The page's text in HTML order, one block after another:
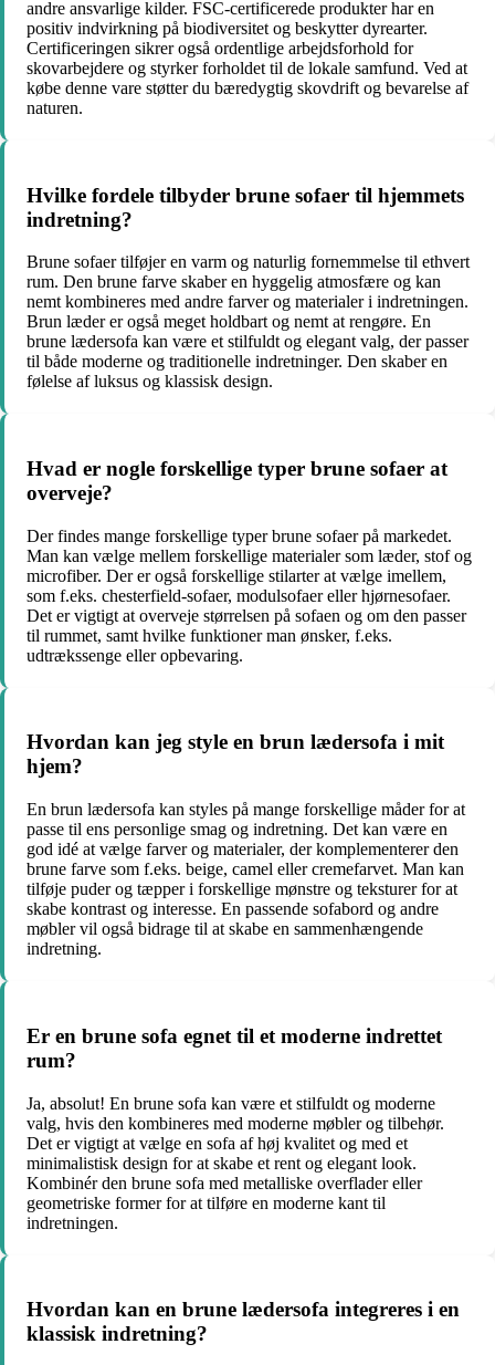
andre ansvarlige kilder. FSC-certificerede produkter har en
positiv indvirkning på biodiversitet og beskytter dyrearter.
Certificeringen sikrer også ordentlige arbejdsforhold for
skovarbejdere og styrker forholdet til de lokale samfund. Ved at
købe denne vare støtter du bæredygtig skovdrift og bevarelse af
naturen.
Hvilke fordele tilbyder brune sofaer til hjemmets
indretning?
Brune sofaer tilføjer en varm og naturlig fornemmelse til ethvert
rum. Den brune farve skaber en hyggelig atmosfære og kan
nemt kombineres med andre farver og materialer i indretningen.
Brun læder er også meget holdbart og nemt at rengøre. En
brune lædersofa kan være et stilfuldt og elegant valg, der passer
til både moderne og traditionelle indretninger. Den skaber en
følelse af luksus og klassisk design.
Hvad er nogle forskellige typer brune sofaer at
overveje?
Der findes mange forskellige typer brune sofaer på markedet.
Man kan vælge mellem forskellige materialer som læder, stof og
microfiber. Der er også forskellige stilarter at vælge imellem,
som f.eks. chesterfield-sofaer, modulsofaer eller hjørnesofaer.
Det er vigtigt at overveje størrelsen på sofaen og om den passer
til rummet, samt hvilke funktioner man ønsker, f.eks.
udtrækssenge eller opbevaring.
Hvordan kan jeg style en brun lædersofa i mit
hjem?
En brun lædersofa kan styles på mange forskellige måder for at
passe til ens personlige smag og indretning. Det kan være en
god idé at vælge farver og materialer, der komplementerer den
brune farve som f.eks. beige, camel eller cremefarvet. Man kan
tilføje puder og tæpper i forskellige mønstre og teksturer for at
skabe kontrast og interesse. En passende sofabord og andre
møbler vil også bidrage til at skabe en sammenhængende
indretning.
Er en brune sofa egnet til et moderne indrettet
rum?
Ja, absolut! En brune sofa kan være et stilfuldt og moderne
valg, hvis den kombineres med moderne møbler og tilbehør.
Det er vigtigt at vælge en sofa af høj kvalitet og med et
minimalistisk design for at skabe et rent og elegant look.
Kombinér den brune sofa med metalliske overflader eller
geometriske former for at tilføre en moderne kant til
indretningen.
Hvordan kan en brune lædersofa integreres i en
klassisk indretning?